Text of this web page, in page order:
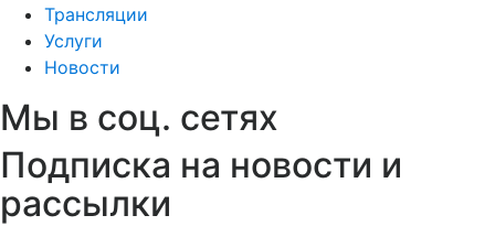
Трансляции
Услуги
Новости
Мы в соц. сетях
Подписка на новости и
рассылки